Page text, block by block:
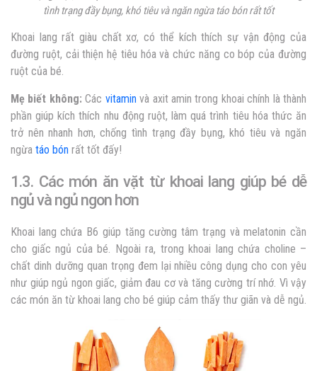
tình trạng đầy bụng, khó tiêu và ngăn ngừa táo bón rất tốt
Khoai lang rất giàu chất xơ, có thể kích thích sự vận động của
đường ruột, cải thiện hệ tiêu hóa và chức năng co bóp của đường
ruột của bé.
Mẹ biết không: Các vitamin và axit amin trong khoai chính là thành
phần giúp kích thích nhu động ruột, làm quá trình tiêu hóa thức ăn
trở nên nhanh hơn, chống tình trạng đầy bụng, khó tiêu và ngăn
ngừa táo bón rất tốt đấy!
1.3. Các món ăn vặt từ khoai lang giúp bé dễ
ngủ và ngủ ngon hơn
Khoai lang chứa B6 giúp tăng cường tâm trạng và melatonin cần
cho giấc ngủ của bé. Ngoài ra, trong khoai lang chứa choline –
chất dinh dưỡng quan trọng đem lại nhiều công dụng cho con yêu
như giúp ngủ ngon giấc, giảm đau cơ và tăng cường trí nhớ. Vì vậy
các món ăn từ khoai lang cho bé giúp cảm thấy thư giãn và dễ ngủ.